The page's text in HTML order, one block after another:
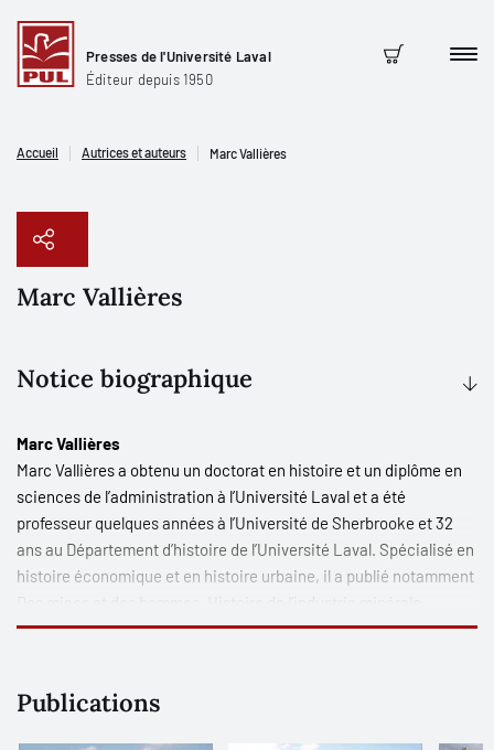
Presses de l'Université Laval
Éditeur depuis 1950
Panier
Accueil Autrices et auteurs Marc Vallières
Marc Vallières
Notice biographique
Marc Vallières
Marc Vallières a obtenu un doctorat en histoire et un diplôme en
sciences de l’administration à l’Université Laval et a été
professeur quelques années à l’Université de Sherbrooke et 32
ans au Département d’histoire de l’Université Laval. Spécialisé en
histoire économique et en histoire urbaine, il a publié notamment
québécoise des origines au début des années 1980,en 1989, et a
Publications